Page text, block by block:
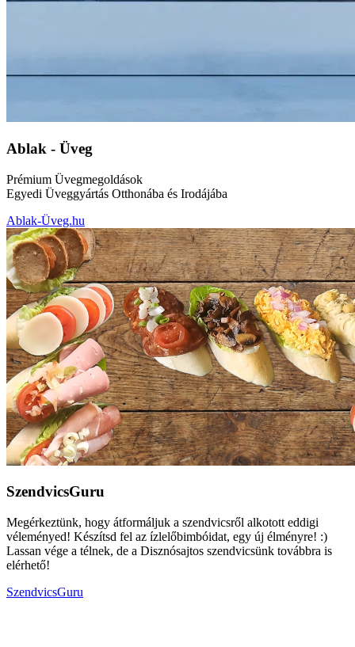
Ablak - Üveg
Prémium Üvegmegoldások
Egyedi Üveggyártás Otthonába és Irodájába
Ablak-Üveg.hu
SzendvicsGuru
Megérkeztünk, hogy átformáljuk a szendvicsről alkotott eddigi
véleményed! Készítsd fel az ízlelőbimbóidat, egy új élményre! :)
Lassan vége a télnek, de a Disznósajtos szendvicsünk továbbra is
elérhető!
SzendvicsGuru